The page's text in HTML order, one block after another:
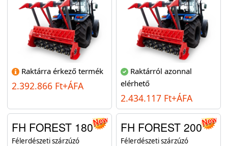
Raktárra érkező termék
2.392.866 Ft+ÁFA
Raktárról azonnal
elérhető
2.434.117 Ft+ÁFA
FH FOREST 180
Félerdészeti szárzúzó
FH FOREST 200
Félerdészeti szárzúzó